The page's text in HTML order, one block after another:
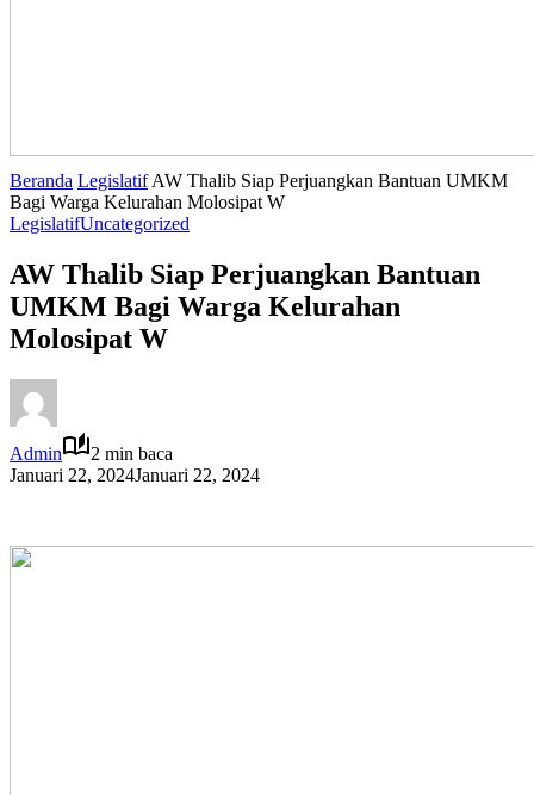
Beranda Legislatif AW Thalib Siap Perjuangkan Bantuan UMKM
Bagi Warga Kelurahan Molosipat W
LegislatifUncategorized
AW Thalib Siap Perjuangkan Bantuan
UMKM Bagi Warga Kelurahan
Molosipat W
Admin
2 min baca
Januari 22, 2024Januari 22, 2024